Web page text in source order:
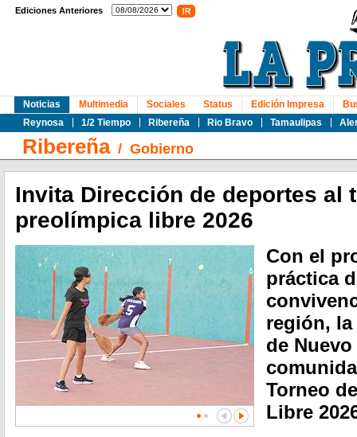
Ediciones Anteriores
Noticias
Reynosa
1/2 Tiempo Ribereña Rio Bravo Tamaulipas
Multimedia Sociales Status Edición Impresa
Ribereña/ Gobierno
Invita Dirección de deportes al
preolímpica libre 2026
Con el
práctica
región,
de
Torneo
Libre